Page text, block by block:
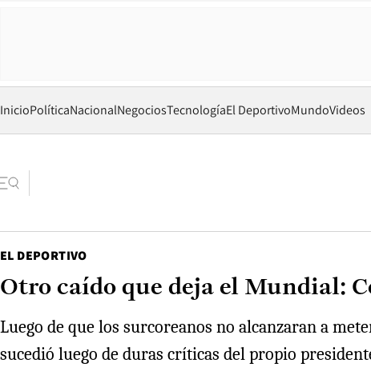
InicioPolíticaNacionalNegociosTecnologíaEl DeportivoMundoVideos
EL DEPORTIVO
Otro caído que deja el Mundial:
Luego de que los surcoreanos no alcanzaran a
sucedió luego de duras críticas del propio